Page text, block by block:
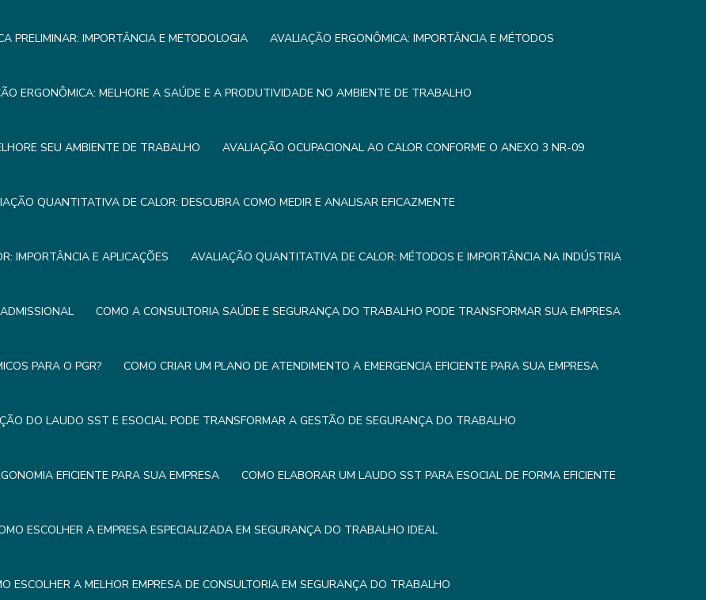
PRELIMINAR: IMPORTÂNCIA E METODOLOGIA AVALIAÇÃO ERGONÔMICA: IMPORTÂNCIA E MÉTODOS
ERGONÔMICA: MELHORE A SAÚDE E A PRODUTIVIDADE NO AMBIENTE DE TRABALHO
SEU AMBIENTE DE TRABALHO AVALIAÇÃO OCUPACIONAL AO CALOR CONFORME O ANEXO 3 NR-09
QUANTITATIVA DE CALOR: DESCUBRA COMO MEDIR E ANALISAR EFICAZMENTE
IMPORTÂNCIA E APLICAÇÕES AVALIAÇÃO QUANTITATIVA DE CALOR: MÉTODOS E IMPORTÂNCIA NA INDÚSTRIA
COMO A CONSULTORIA SAÚDE E SEGURANÇA DO TRABALHO PODE TRANSFORMAR SUA EMPRESA
PARA O PGR? COMO CRIAR UM PLANO DE ATENDIMENTO A EMERGENCIA EFICIENTE PARA SUA EMPRESA
DO LAUDO SST E ESOCIAL PODE TRANSFORMAR A GESTÃO DE SEGURANÇA DO TRABALHO
EFICIENTE PARA SUA EMPRESA COMO ELABORAR UM LAUDO SST PARA ESOCIAL DE FORMA EFICIENTE
ESCOLHER A EMPRESA ESPECIALIZADA EM SEGURANÇA DO TRABALHO IDEAL
ESCOLHER A MELHOR EMPRESA DE CONSULTORIA EM SEGURANÇA DO TRABALHO